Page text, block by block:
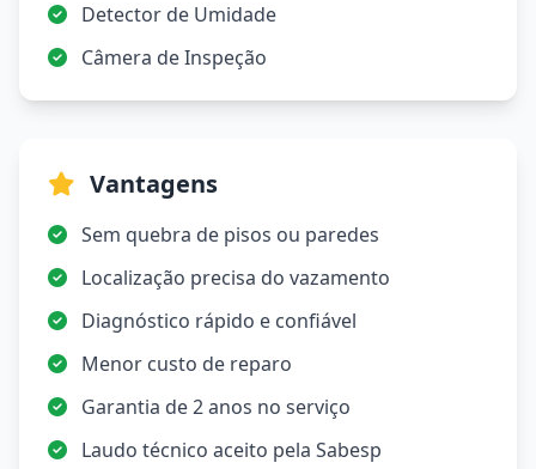
Detector de Umidade
Câmera de Inspeção
Vantagens
Sem quebra de pisos ou paredes
Localização precisa do vazamento
Diagnóstico rápido e confiável
Menor custo de reparo
Garantia de 2 anos no serviço
Laudo técnico aceito pela Sabesp